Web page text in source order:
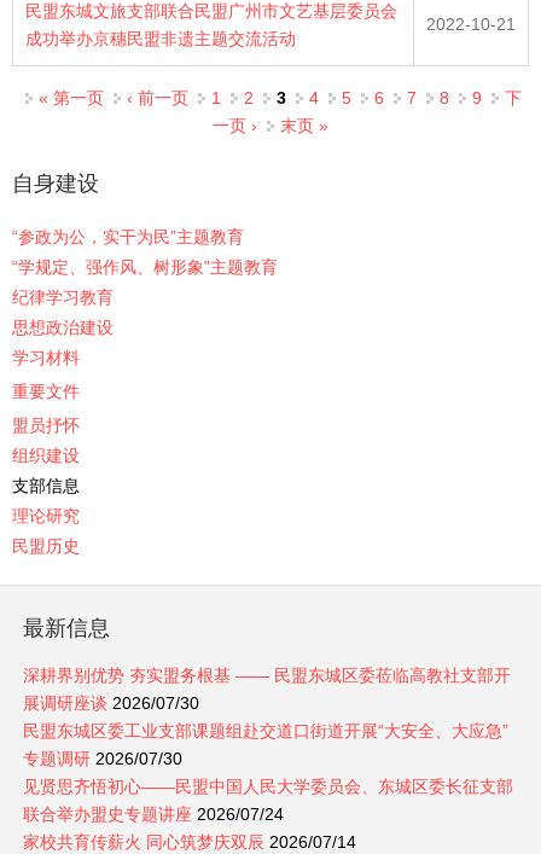
民盟东城文旅支部联合民盟广州市文艺基层委员会
成功举办京穗民盟非遗主题交流活动
2022-10-21
页面« 第一页 ‹ 前一页 1 2 3 4 5 6 7 8 9
下
一页 ›
末页 »
自身建设
“参政为公，实干为民”主题教育
“学规定、强作风、树形象”主题教育
纪律学习教育
思想政治建设
学习材料
重要文件
盟员抒怀
组织建设
支部信息
理论研究
民盟历史
最新信息
深耕界别优势 夯实盟务根基 —— 民盟东城区委莅临高教社支部开
展调研座谈 2026/07/30
民盟东城区委工业支部课题组赴交道口街道开展“大安全、大应急”
专题调研2026/07/30
见贤思齐悟初心——民盟中国人民大学委员会、东城区委长征支部
联合举办盟史专题讲座 2026/07/24
家校共育传薪火 同心筑梦庆双辰 2026/07/14